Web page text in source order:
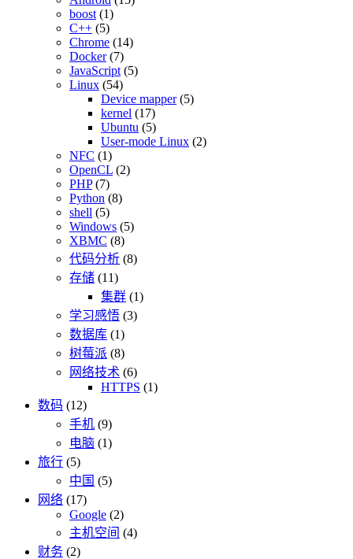
boost (1)
C++ (5)
Chrome (14)
Docker(7)
JavaScript (5)
Linux (54)
Device mapper(5)
kernel (17)
Ubuntu (5)
User-mode Linux (2)
NFC (1)
OpenCL (2)
PHP(7)
Python (8)
shell (5)
Windows (5)
XBMC (8)
代码分析 (8)
存储 (11)
集群 (1)
学习感悟 (3)
数据库 (1)
树莓派 (8)
网络技术 (6)
HTTPS (1)
数码 (12)
手机 (9)
电脑 (1)
旅行 (5)
中国 (5)
网络 (17)
Google (2)
主机空间 (4)
财务 (2)